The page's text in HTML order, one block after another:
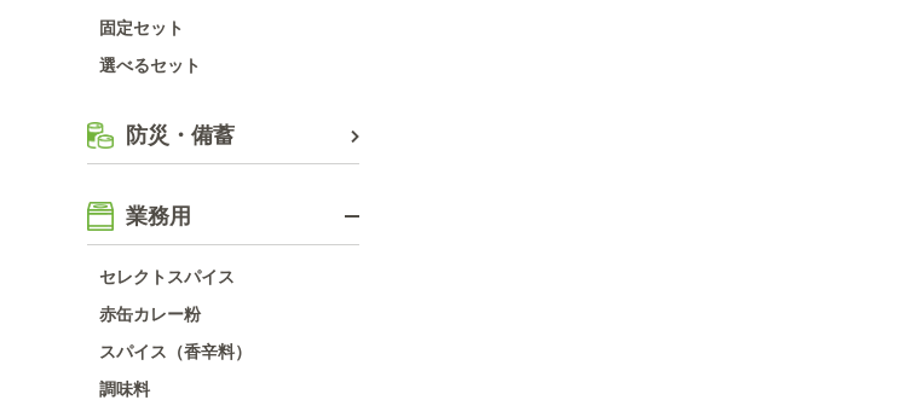
固定セット
選べるセット
防災・備蓄
業務用
セレクトスパイス
赤缶カレー粉
スパイス（香辛料）
調味料